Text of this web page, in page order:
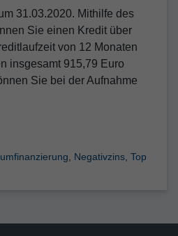
31.03.2020. Mithilfe des
Sie einen Kredit über
von 12 Monaten
insgesamt 915,79 Euro
Sie bei der Aufnahme
Negativzins Top